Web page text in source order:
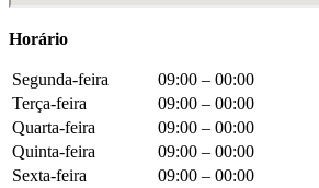
Horário
Segunda-feira
09:00 – 00:00
Terça-feira
09:00 – 00:00
Quarta-feira
09:00 – 00:00
Quinta-feira
09:00 – 00:00
Sexta-feira
09:00 – 00:00